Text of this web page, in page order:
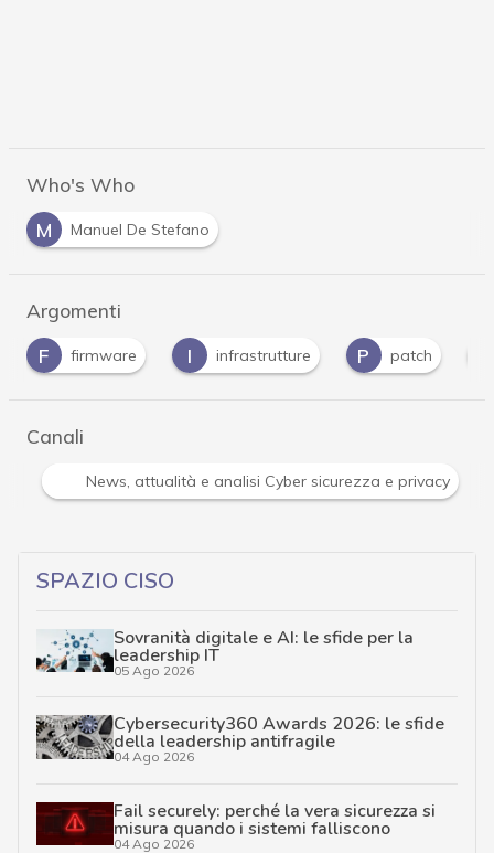
Who's Who
M
Manuel De Stefano
Argomenti
I
infrastrutture P patch rootkit
Canali
Attacchi hacker e Malware: le ultime news in tempo
SPAZIO CISO
Sovranità digitale e AI: le sfide per la
leadership IT
05 Ago 2026
Cybersecurity360 Awards 2026: le sfide
della leadership antifragile
04 Ago 2026
Fail securely: perché la vera sicurezza si
misura quando i sistemi falliscono
04 Ago 2026